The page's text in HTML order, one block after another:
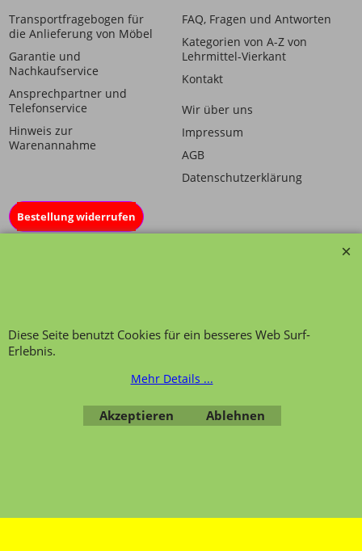
Transportfragebogen für
die Anlieferung von Möbel
Garantie und
Nachkaufservice
Ansprechpartner und
Telefonservice
Hinweis zur
Warenannahme
FAQ, Fragen und Antworten
Kategorien von A-Z von
Lehrmittel-Vierkant
Kontakt
Wir über uns
Impressum
AGB
Datenschutzerklärung
Bestellung widerrufen
Datenschutz
WebShop erstellt mit ShopFactory Shop Software.
Diese Seite benutzt Cookies für ein besseres Web Surf-
Erlebnis.
Mehr Details ...
Akzeptieren Ablehnen